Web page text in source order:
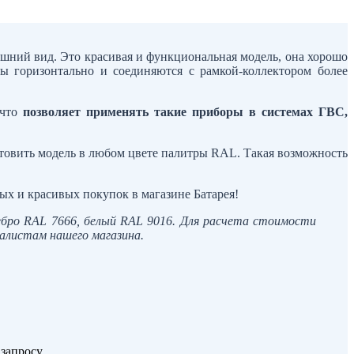
вид. Это красивая и функциональная модель, она хорошо
и соединяются с рамкой-коллектором более
чтопозволяет применять такие приборы в системах ГВС,
модель в любом цвете палитры RAL. Такая возможность
и красивых покупок в магазине Батарея!
RAL 7666, белый RAL 9016. Для расчета стоимости
нашего магазина.